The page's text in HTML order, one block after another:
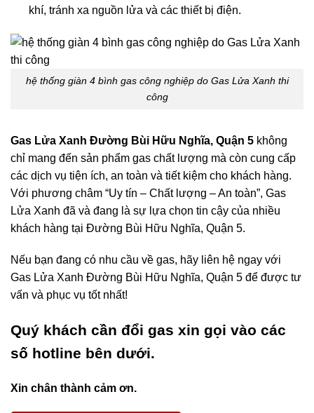
khí, tránh xa nguồn lửa và các thiết bị điện.
hệ thống giàn 4 bình gas công nghiệp do Gas Lửa Xanh thi
công
Gas Lửa Xanh Đường Bùi Hữu Nghĩa, Quận 5 không
chỉ mang đến sản phẩm gas chất lượng mà còn cung cấp
các dịch vụ tiện ích, an toàn và tiết kiệm cho khách hàng.
Với phương châm “Uy tín – Chất lượng – An toàn”, Gas
Lửa Xanh đã và đang là sự lựa chọn tin cậy của nhiều
khách hàng tại Đường Bùi Hữu Nghĩa, Quận 5.
Nếu bạn đang có nhu cầu về gas, hãy liên hệ ngay với
Gas Lửa Xanh Đường Bùi Hữu Nghĩa, Quận 5 để được tư
vấn và phục vụ tốt nhất!
Quý khách cần đổi gas xin gọi vào các
số hotline bên dưới.
Xin chân thành cảm ơn.